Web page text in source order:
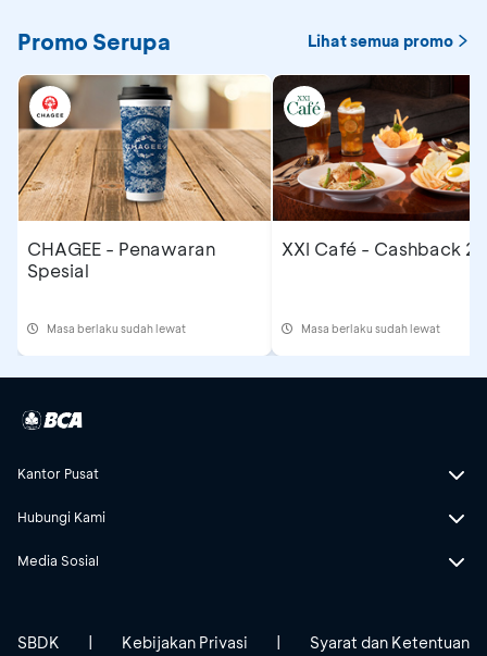
Promo Serupa Lihat semua promo
CHAGEE - Penawaran
Spesial
Masa berlaku sudah lewat
XXI Café - Cashback
Masa berlaku sudah lewat
Kantor Pusat
Hubungi Kami
Media Sosial
SBDK | Kebijakan Privasi | Syarat dan Ketentuan